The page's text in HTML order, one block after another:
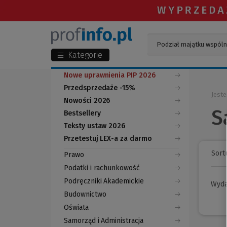
Kategorie
Nowe uprawnienia PIP 2026
Przedsprzedaże -15%
Nowości 2026
Bestsellery
Teksty ustaw 2026
Przetestuj LEX-a za darmo
(Nowe
okno)
(Link
do
innej
strony)
Prawo
Podatki i rachunkowość
Podręczniki Akademickie
Budownictwo
Oświata
Samorząd i Administracja